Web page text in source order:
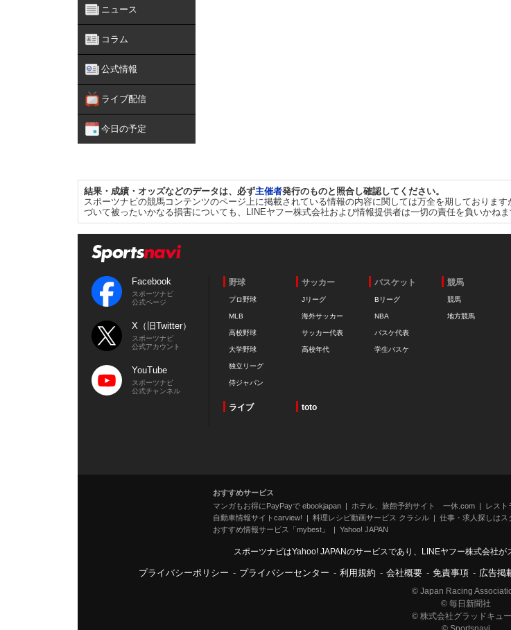
ニュース
コラム
公式情報
ライブ配信
今日の予定
結果・成績・オッズなどのデータは、必ず主催者発行のものと照合し確認してください。
スポーツナビの競馬コンテンツのページ上に掲載されている情報の内容に関しては万全を期しておりま
づいて被ったいかなる損害についても、LINEヤフー株式会社および情報提供者は一切の責任を負いかねま
Facebook
スポーツナビ
公式ページ
X（旧Twitter）
スポーツナビ
公式アカウント
YouTube
スポーツナビ
公式チャンネル
野球
プロ野球
MLB
高校野球
大学野球
独立リーグ
侍ジャパン
サッカー
Jリーグ
海外サッカー
サッカー代表
高校年代
バスケット
Bリーグ
NBA
バスケ代表
学生バスケ
競馬
競馬
地方競馬
ライブ toto
おすすめサービス
マンガもお得にPayPayで ebookjapan
ホテル、旅館予約サイト 一休.com
レス
自動車情報サイトcarview!
料理レシピ動画サービス クラシル 仕事・求人探しはス
おすすめ情報サービス「mybest」
Yahoo! JAPAN
スポーツナビはYahoo! JAPANのサービスであり、LINEヤフー株式会社が
プライバシーポリシー - プライバシーセンター - 利用規約 - 会社概要 - 免責事項 - 広告掲
© Japan Racing
© 毎日新聞社
© 株式会社グラッドキュ